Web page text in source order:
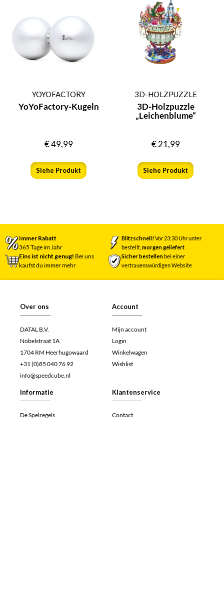
YOYOFACTORY
YoYoFactory-Kugeln
€49,99
Siehe Produkt
3D-HOLZPUZZLE
3D-Holzpuzzle
„Leichenblume“
€21,99
Siehe Produkt
Immer Rabatt
365 Tage im Jahr
Blitzschnell!Vor 23:30 Uhr unter
bestellt,morgen geliefert
Eins ist nicht genug! Bei uns
kaufst du immer mehr
Sicher bestellenbei einer
vertrauenswürdigen Website
Over ons
DATAL B.V.
Nobelstraat 1A
1704 RM Heerhugowaard
+31 (0)85 040 76 92
info@speedcube.nl
Account
Mijn account
Login
Winkelwagen
Wishlist
Informatie
De Spelregels
Klantenservice
Contact